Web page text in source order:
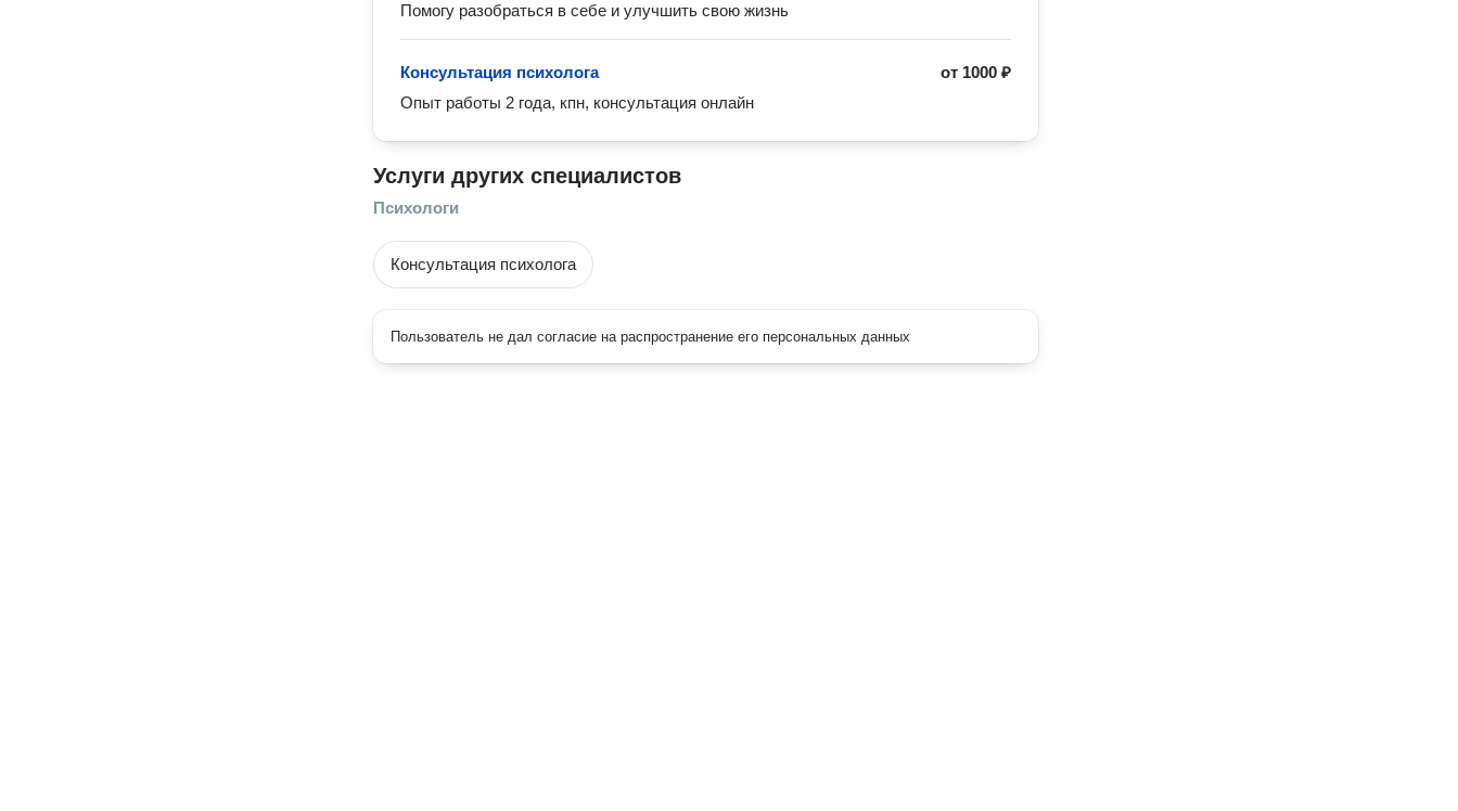
Помогу разобраться в себе и улучшить свою жизнь
от 1000 ₽
Консультация психолога
Опыт работы 2 года, кпн, консультация онлайн
Услуги других специалистов
Психологи
Консультация психолога
Пользователь не дал согласие на распространение его персональных данных